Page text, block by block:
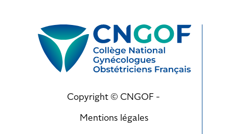
Copyright © CNGOF -
Mentions légales